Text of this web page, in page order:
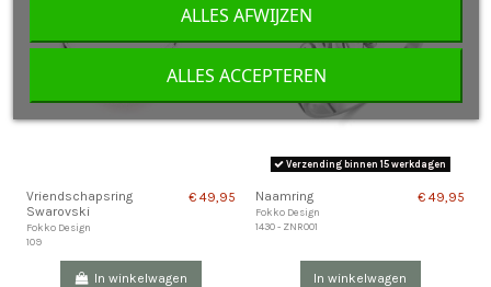
Vriendschapsring
Swarovski
Fokko Design
109
€ 49,95
In winkelwagen
Verzending binnen 15 werkdagen
Naamring
Fokko Design
1430 - ZNR001
€ 49,95
In winkelwagen
ALLES AFWIJZEN
ALLES ACCEPTEREN